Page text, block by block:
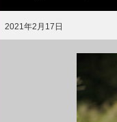
2021年2月17日